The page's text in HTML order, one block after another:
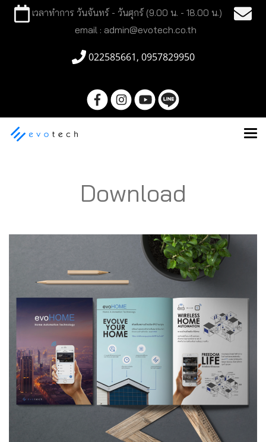
เวลาทำการ วันจันทร์ - วันศุกร์ (9.00 น. - 18.00 น.)
email : admin@evotech.co.th
022585661, 0957829950
Download